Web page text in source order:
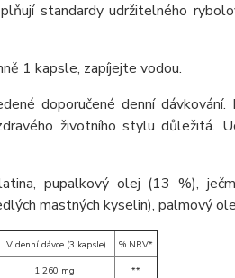
standardy udržitelného
1 kapsle, zapíjejte vodou.
doporučené denní
životního stylu důležitá.
pupalkový olej (13 %),
mastných kyselin), palmový
V denní dávce (3 kapsle) % NRV*
1 260 mg **